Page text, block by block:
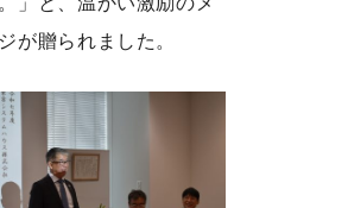
が贈られました。